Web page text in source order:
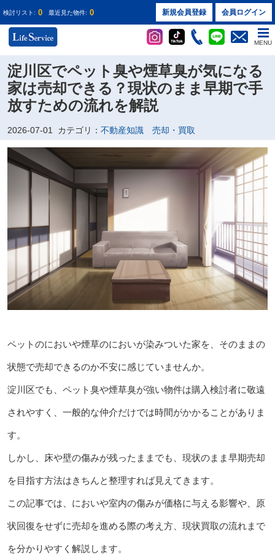
検討リスト: 0 最近見た物件: 0 新規会員登録 会員ログイン
MENU
淀川区でペット臭や煙草臭が気になる
家は売却できる？現状のまま早期で手
放すための流れを解説
2026-07-01 カテゴリ： 不動産知識 売却・買取
ペットのにおいや煙草のにおいが染みついた家を、そのままの
状態で売却できるのか不安に感じていませんか。
淀川区でも、ペット臭や煙草臭が強い物件は購入検討者に敬遠
されやすく、一般的な仲介だけでは時間がかかることがありま
す。
しかし、床や壁の傷みが残ったままでも、現状のまま早期売却
を目指す方法はきちんと整理すれば見えてきます。
この記事では、においや室内の傷みが価格に与える影響や、原
状回復をせずに売却を進める際の考え方、現状買取の流れまで
を分かりやすく解説します。